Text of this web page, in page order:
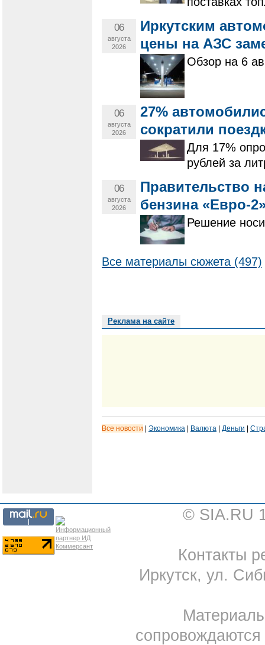
06
августа
2026
Иркутским
цены на АЗС
Обзор на 6
06
августа
2026
27%
сократили
Для 17%
рублей за
06
августа
2026
Правительство
бензина «Евро-
Решение
Все материалы сюжета (497)
Реклама на сайте
Все новости Экономика Валюта Деньги
© SIA.RU
Контакты
Иркутск, ул.